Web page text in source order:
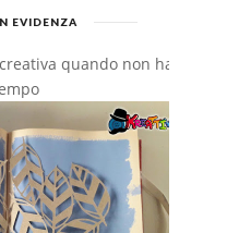
EVIDENZA
quando non hai